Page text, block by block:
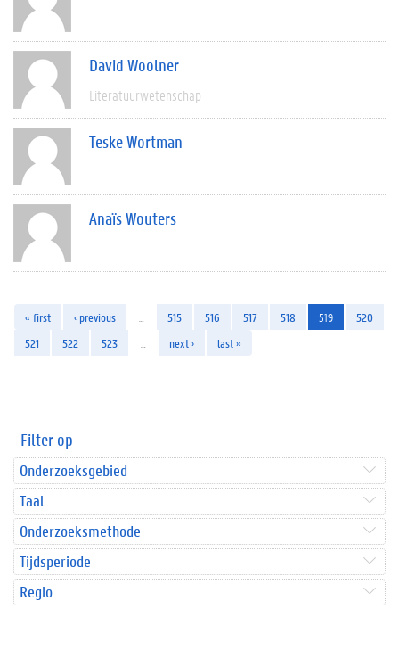
David Woolner
Literatuurwetenschap
Teske Wortman
Anaïs Wouters
« first ‹ previous 515 516 517 518 519
520
521
522 523 next › last »
Filter op
Onderzoeksgebied
Taal
Onderzoeksmethode
Tijdsperiode
Regio